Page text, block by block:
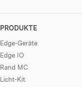
PRODUKTE
Edge-Geräte
Edge IO
Rand MC
Licht-Kit